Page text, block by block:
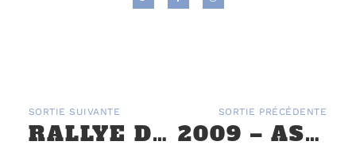
SORTIE SUIVANTE
RALLYE DE LECTOURE À CONDOM – 26 ET 27 SEPTEMBRE
SORTIE PRÉCÉDENTE
2009 – ASSEMBLÉE GÉNÉRALE ET RALLYE DANS LE BORDELAIS